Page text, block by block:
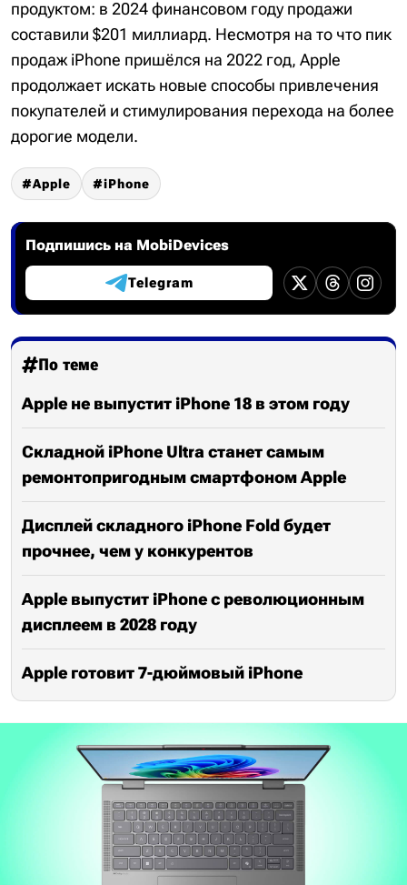
продуктом: в 2024 финансовом году продажи
составили $201 миллиард. Несмотря на то что пик
продаж iPhone пришёлся на 2022 год, Apple
продолжает искать новые способы привлечения
покупателей и стимулирования перехода на более
дорогие модели.
Apple iPhone
Подпишись на MobiDevices
Telegram
По теме
Apple не выпустит iPhone 18 в этом году
Складной iPhone Ultra станет самым
ремонтопригодным смартфоном Apple
Дисплей складного iPhone Fold будет
прочнее, чем у конкурентов
Apple выпустит iPhone с революционным
дисплеем в 2028 году
Apple готовит 7-дюймовый iPhone